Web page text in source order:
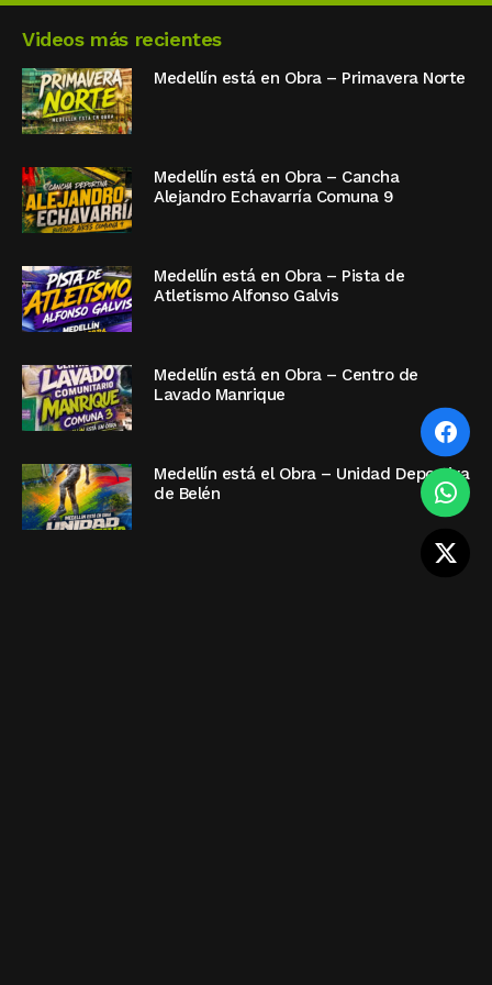
Videos más recientes
Medellín está en Obra – Primavera Norte
Medellín está en Obra – Cancha
Alejandro Echavarría Comuna 9
Medellín está en Obra – Pista de
Atletismo Alfonso Galvis
Medellín está en Obra – Centro de
Lavado Manrique
Medellín está el Obra – Unidad Deportiva
de Belén